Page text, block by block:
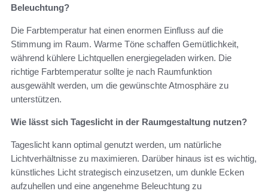
Beleuchtung?
Die Farbtemperatur hat einen enormen Einfluss auf die
Stimmung im Raum. Warme Töne schaffen Gemütlichkeit,
während kühlere Lichtquellen energiegeladen wirken. Die
richtige Farbtemperatur sollte je nach Raumfunktion
ausgewählt werden, um die gewünschte Atmosphäre zu
unterstützen.
Wie lässt sich Tageslicht in der Raumgestaltung nutzen?
Tageslicht kann optimal genutzt werden, um natürliche
Lichtverhältnisse zu maximieren. Darüber hinaus ist es wichtig,
künstliches Licht strategisch einzusetzen, um dunkle Ecken
aufzuhellen und eine angenehme Beleuchtung zu